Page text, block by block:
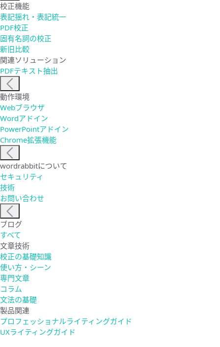
校正機能
表記揺れ・表記統一
PDF校正
固有名詞の校正
新旧比較
関連ソリューション
PDFテキスト抽出
動作環境
Webブラウザ
Wordアドイン
PowerPointアドイン
Chrome拡張機能
wordrabbitについて
セキュリティ
技術
お問い合わせ
ブログ
すべて
文章技術
校正の基礎知識
使い方・シーン
専門文章
コラム
文法の基礎
製品関連
プロフェッショナルライティングガイド
UXライティングガイド